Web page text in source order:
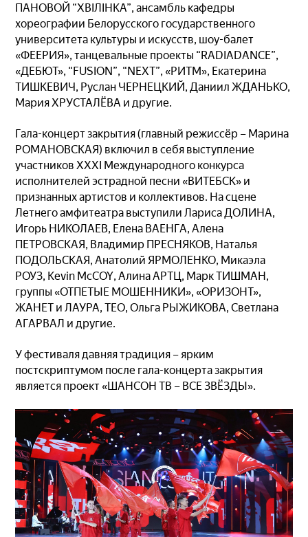
ПАНОВОЙ “ХВІЛІНКА”, ансамбль кафедры
хореографии Белорусского государственного
университета культуры и искусств, шоу-балет
«ФЕЕРИЯ», танцевальные проекты “RADIADANCE”,
«ДЕБЮТ», “FUSION”, “NEXT”, «РИТМ», Екатерина
ТИШКЕВИЧ, Руслан ЧЕРНЕЦКИЙ, Даниил ЖДАНЬКО,
Мария ХРУСТАЛЁВА и другие.
Гала-концерт закрытия (главный режиссёр – Марина
РОМАНОВСКАЯ) включил в себя выступление
участников XXXI Международного конкурса
исполнителей эстрадной песни «ВИТЕБСК» и
признанных артистов и коллективов. На сцене
Летнего амфитеатра выступили Лариса ДОЛИНА,
Игорь НИКОЛАЕВ, Елена ВАЕНГА, Алена
ПЕТРОВСКАЯ, Владимир ПРЕСНЯКОВ, Наталья
ПОДОЛЬСКАЯ, Анатолий ЯРМОЛЕНКО, Микаэла
РОУЗ, Kevin McCOY, Алина АРТЦ, Марк ТИШМАН,
группы «ОТПЕТЫЕ МОШЕННИКИ», «ОРИЗОНТ»,
ЖАНЕТ и ЛАУРА, ТЕО, Ольга РЫЖИКОВА, Светлана
АГАРВАЛ и другие.
У фестиваля давняя традиция – ярким
постскриптумом после гала-концерта закрытия
является проект «ШАНСОН ТВ – ВСЕ ЗВЁЗДЫ».